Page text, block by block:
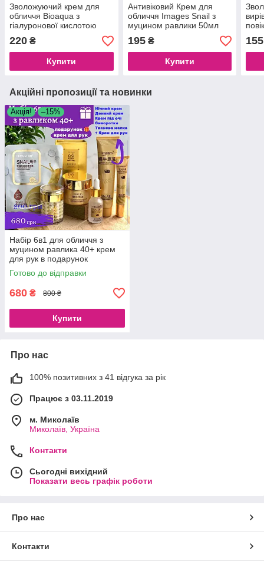
Зволожуючий крем для
обличчя Bioaqua з
гіалуронової кислотою
220 ₴
Купити
Антивіковий Крем для
обличчя Images Snail з
муцином равлики 50мл
195₴
Купити
155
Акційні пропозиції та новинки
Акція! –15%
Набір 6в1 для обличчя з
муцином равлика 40+ крем
для рук в подарунок
Готово до відправки
680 ₴ 800 ₴
Купити
Про нас
100% позитивних з 41 відгука за рік
Працює з 03.11.2019
м. Миколаїв
Миколаїв, Україна
Контакти
Сьогодні вихідний
Показати весь графік роботи
Про нас
Контакти